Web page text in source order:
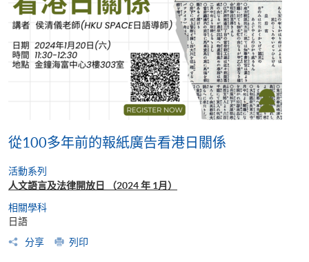
從100多年前的報紙廣告看港日關係
活動系列
人文語言及法律開放日 （2024 年 1月）
相關學科
日語
分享
列印